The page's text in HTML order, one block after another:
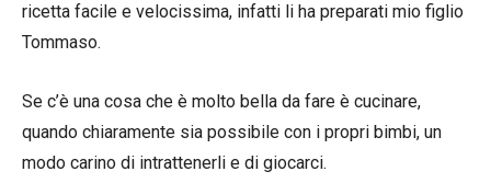
ricetta facile e velocissima, infatti li ha preparati mio figlio
Tommaso.
Se c’è una cosa che è molto bella da fare è cucinare,
quando chiaramente sia possibile con i propri bimbi, un
modo carino di intrattenerli e di giocarci.